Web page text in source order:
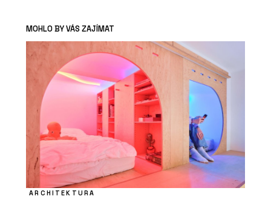
MOHLO BY VÁS ZAJÍMAT
ARCHITEKTURA